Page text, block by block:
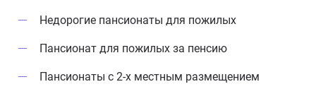
Недорогие пансионаты для пожилых
Пансионат для пожилых за пенсию
Пансионаты с 2-х местным размещением